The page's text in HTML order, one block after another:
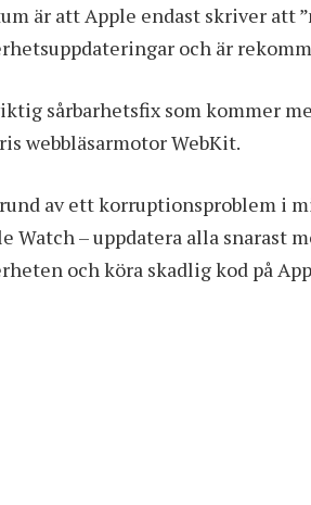
är att Apple endast skriver att
och är
sårbarhetsfix som kommer
webbläsarmotor WebKit.
av ett korruptionsproblem i
Watch – uppdatera alla snarast
och köra skadlig kod på